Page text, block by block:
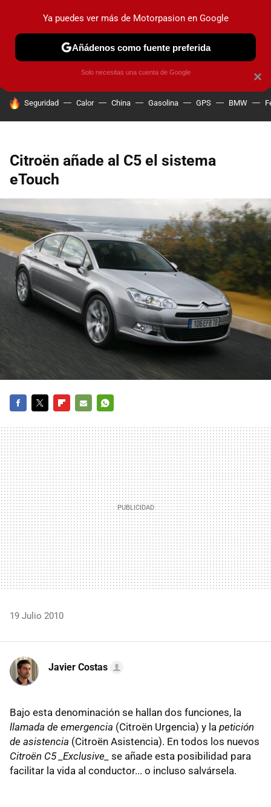
PRUEBAS COCHES ELÉCTRICOS OBSERVATORIO
HOY SE HABLA DE
Seguridad Calor China Gasolina GPS BMW
Citroën añade al C5 el sistema
eTouch
MAIL
19 Julio 2010
Javier Costas
Bajo esta denominación se hallan dos funciones, la
llamada de emergencia (Citroën Urgencia) y la petición
de asistencia (Citroën Asistencia). En todos los nuevos
Citroën C5 _Exclusive_ se añade esta posibilidad para
facilitar la vida al conductor... o incluso salvársela.
×
Ya puedes ver más de Motorpasion en Google
Añádenos como fuente preferida
Solo necesitas una cuenta de Google